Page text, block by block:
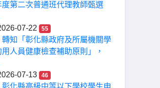
度第二次普通班代理教師甄選
07-22
55
轉知「彰化縣政府及所屬機關學
用人員健康檢查補助原則」，
07-13
46
彰化縣高級中等以下學校學生申